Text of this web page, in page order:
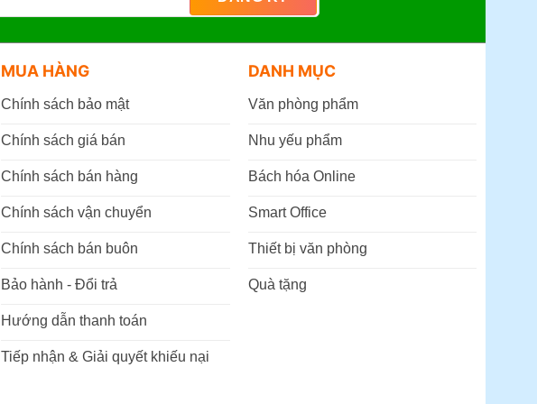
MUA HÀNG
Chính sách bảo mật
Chính sách giá bán
Chính sách bán hàng
Chính sách vận chuyển
Chính sách bán buôn
Bảo hành - Đổi trả
Hướng dẫn thanh toán
Tiếp nhận & Giải quyết khiếu nại
DANH MỤC
Văn phòng phẩm
Nhu yếu phẩm
Bách hóa Online
Smart Office
Thiết bị văn phòng
Quà tặng